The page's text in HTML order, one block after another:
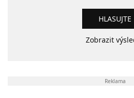
Zobrazit
Reklama